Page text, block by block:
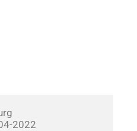
04-2022